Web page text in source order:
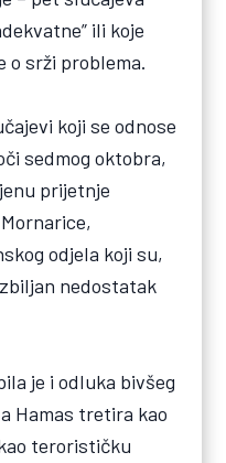
ili koje
o srži problema.
koji se odnose
sedmog oktobra,
prijetnje
odjela koji su,
nedostatak
je i odluka bivšeg
Hamas tretira kao
terorističku